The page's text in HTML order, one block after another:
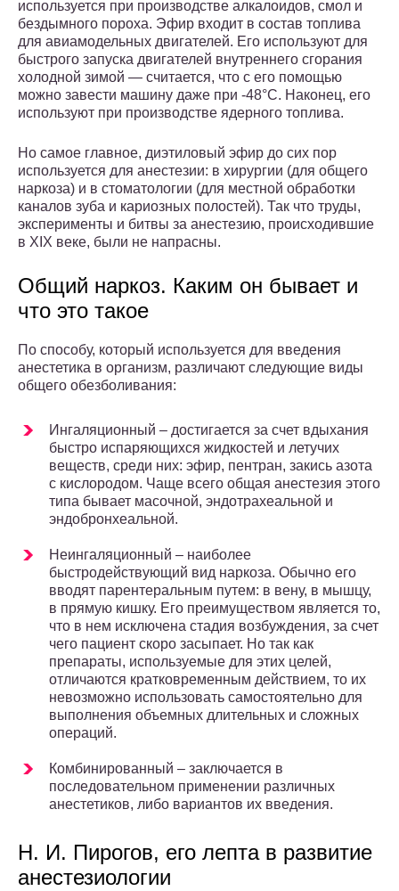
используется при производстве алкалоидов, смол и
бездымного пороха. Эфир входит в состав топлива
для авиамодельных двигателей. Его используют для
быстрого запуска двигателей внутреннего сгорания
холодной зимой — считается, что с его помощью
можно завести машину даже при -48°С. Наконец, его
используют при производстве ядерного топлива.
Но самое главное, диэтиловый эфир до сих пор
используется для анестезии: в хирургии (для общего
наркоза) и в стоматологии (для местной обработки
каналов зуба и кариозных полостей). Так что труды,
эксперименты и битвы за анестезию, происходившие
в XIX веке, были не напрасны.
Общий наркоз. Каким он бывает и
что это такое
По способу, который используется для введения
анестетика в организм, различают следующие виды
общего обезболивания:
Ингаляционный – достигается за счет вдыхания
быстро испаряющихся жидкостей и летучих
веществ, среди них: эфир, пентран, закись азота
с кислородом. Чаще всего общая анестезия этого
типа бывает масочной, эндотрахеальной и
эндобронхеальной.
Неингаляционный – наиболее
быстродействующий вид наркоза. Обычно его
вводят парентеральным путем: в вену, в мышцу,
в прямую кишку. Его преимуществом является то,
что в нем исключена стадия возбуждения, за счет
чего пациент скоро засыпает. Но так как
препараты, используемые для этих целей,
отличаются кратковременным действием, то их
невозможно использовать самостоятельно для
выполнения объемных длительных и сложных
операций.
Комбинированный – заключается в
последовательном применении различных
анестетиков, либо вариантов их введения.
Н. И. Пирогов, его лепта в развитие
анестезиологии